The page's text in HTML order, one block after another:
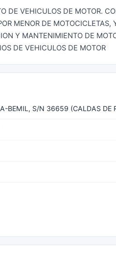
DE VEHICULOS DE MOTOR.
MENOR DE MOTOCICLETAS,
Y MANTENIMIENTO DE
DE VEHICULOS DE MOTOR
BEMIL, S/N 36659 (CALDAS DE